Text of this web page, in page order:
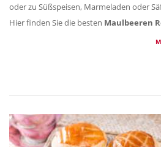
oder zu Süßspeisen, Marmeladen oder
Hier finden Sie die besten Maulbeeren